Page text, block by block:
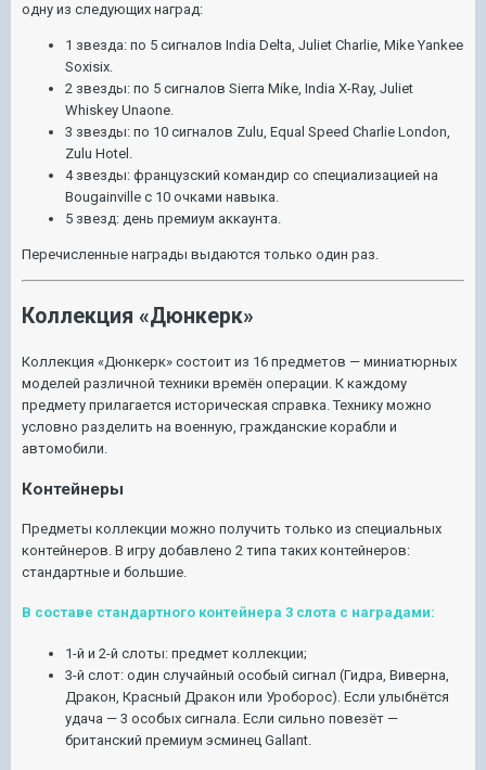
одну из следующих наград:
1 звезда: по 5 сигналов India Delta, Juliet Charlie, Mike Yankee
Soxisix.
2 звезды: по 5 сигналов Sierra Mike, India X-Ray, Juliet
Whiskey Unaone.
3 звезды: по 10 сигналов Zulu, Equal Speed Charlie London,
Zulu Hotel.
4 звезды: французский командир со специализацией на
Bougainville с 10 очками навыка.
5 звезд: день премиум аккаунта.
Перечисленные награды выдаются только один раз.
Коллекция «Дюнкерк»
Коллекция «Дюнкерк» состоит из 16 предметов — миниатюрных
моделей различной техники времён операции. К каждому
предмету прилагается историческая справка. Технику можно
условно разделить на военную, гражданские корабли и
автомобили.
Контейнеры
Предметы коллекции можно получить только из специальных
контейнеров. В игру добавлено 2 типа таких контейнеров:
стандартные и большие.
В составе стандартного контейнера 3 слота с наградами:
1-й и 2-й слоты: предмет коллекции;
3-й слот: один случайный особый сигнал (Гидра, Виверна,
Дракон, Красный Дракон или Уроборос). Если улыбнётся
удача — 3 особых сигнала. Если сильно повезёт —
британский премиум эсминец Gallant.